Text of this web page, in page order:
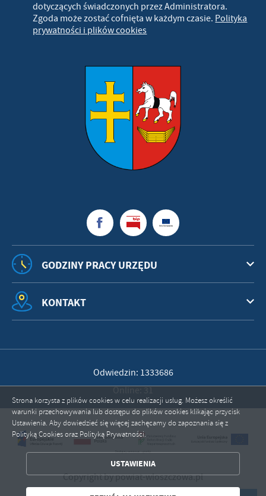
dotyczących świadczonych przez Administratora.
Zgoda może zostać cofnięta w każdym czasie. Polityka
prywatności i plików cookies
GODZINY PRACY URZĘDU
KONTAKT
Odwiedzin: 1333686
Online: 31
Copyright by powiat-wloszczowa.pl
Strona korzysta z plików cookies w celu realizacji usług. Możesz określić
warunki przechowywania lub dostępu do plików cookies klikając przycisk
Ustawienia. Aby dowiedzieć się więcej zachęcamy do zapoznania się z
Polityką Cookies oraz Polityką Prywatności.
USTAWIENIA
ZAPISZ WYBRANE
ZEZWÓL NA WSZYSTKIE